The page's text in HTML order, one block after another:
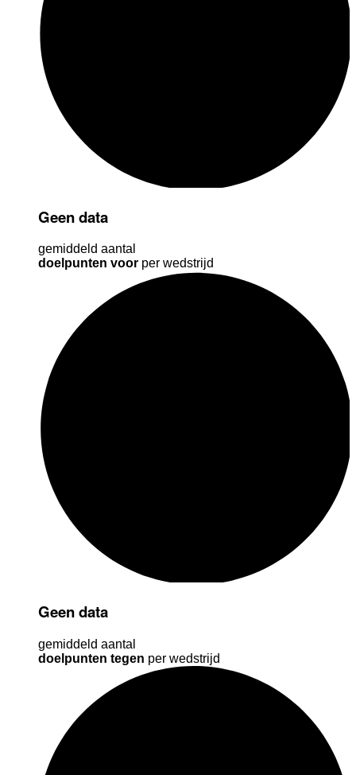
Geen data
gemiddeld aantal
doelpunten voor per wedstrijd
Geen data
gemiddeld aantal
doelpunten tegen per wedstrijd